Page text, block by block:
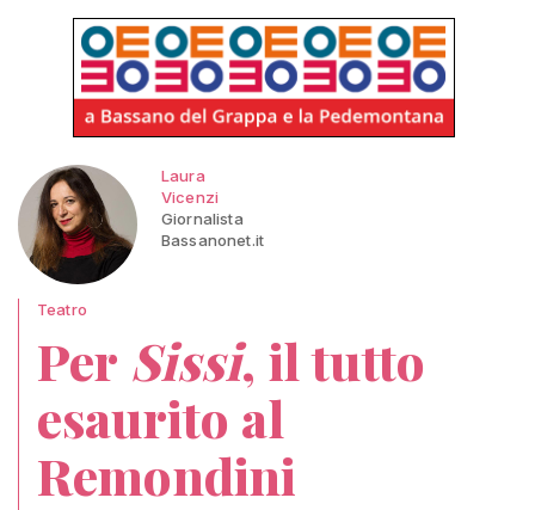
Laura
Vicenzi
Giornalista
Bassanonet.it
Teatro
Per Sissi, il tutto
esaurito al
Remondini